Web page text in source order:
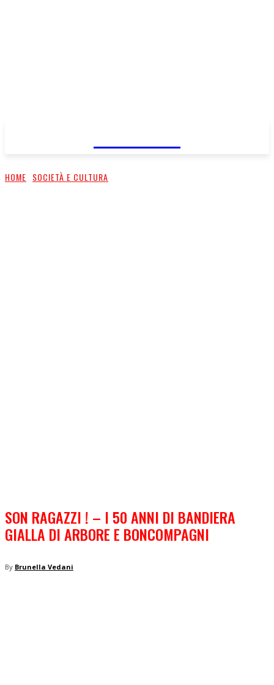
HOME SOCIETÀ E CULTURA
SON RAGAZZI ! – I 50 ANNI DI BANDIERA
GIALLA DI ARBORE E BONCOMPAGNI
By Brunella Vedani